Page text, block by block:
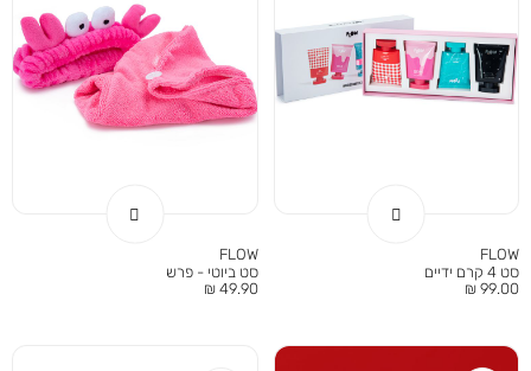
FLOW
סט 4 קרם ידיים
מחיר
99.00 ₪
FLOW
סט ביוטי - פרש
מחיר
49.90 ₪